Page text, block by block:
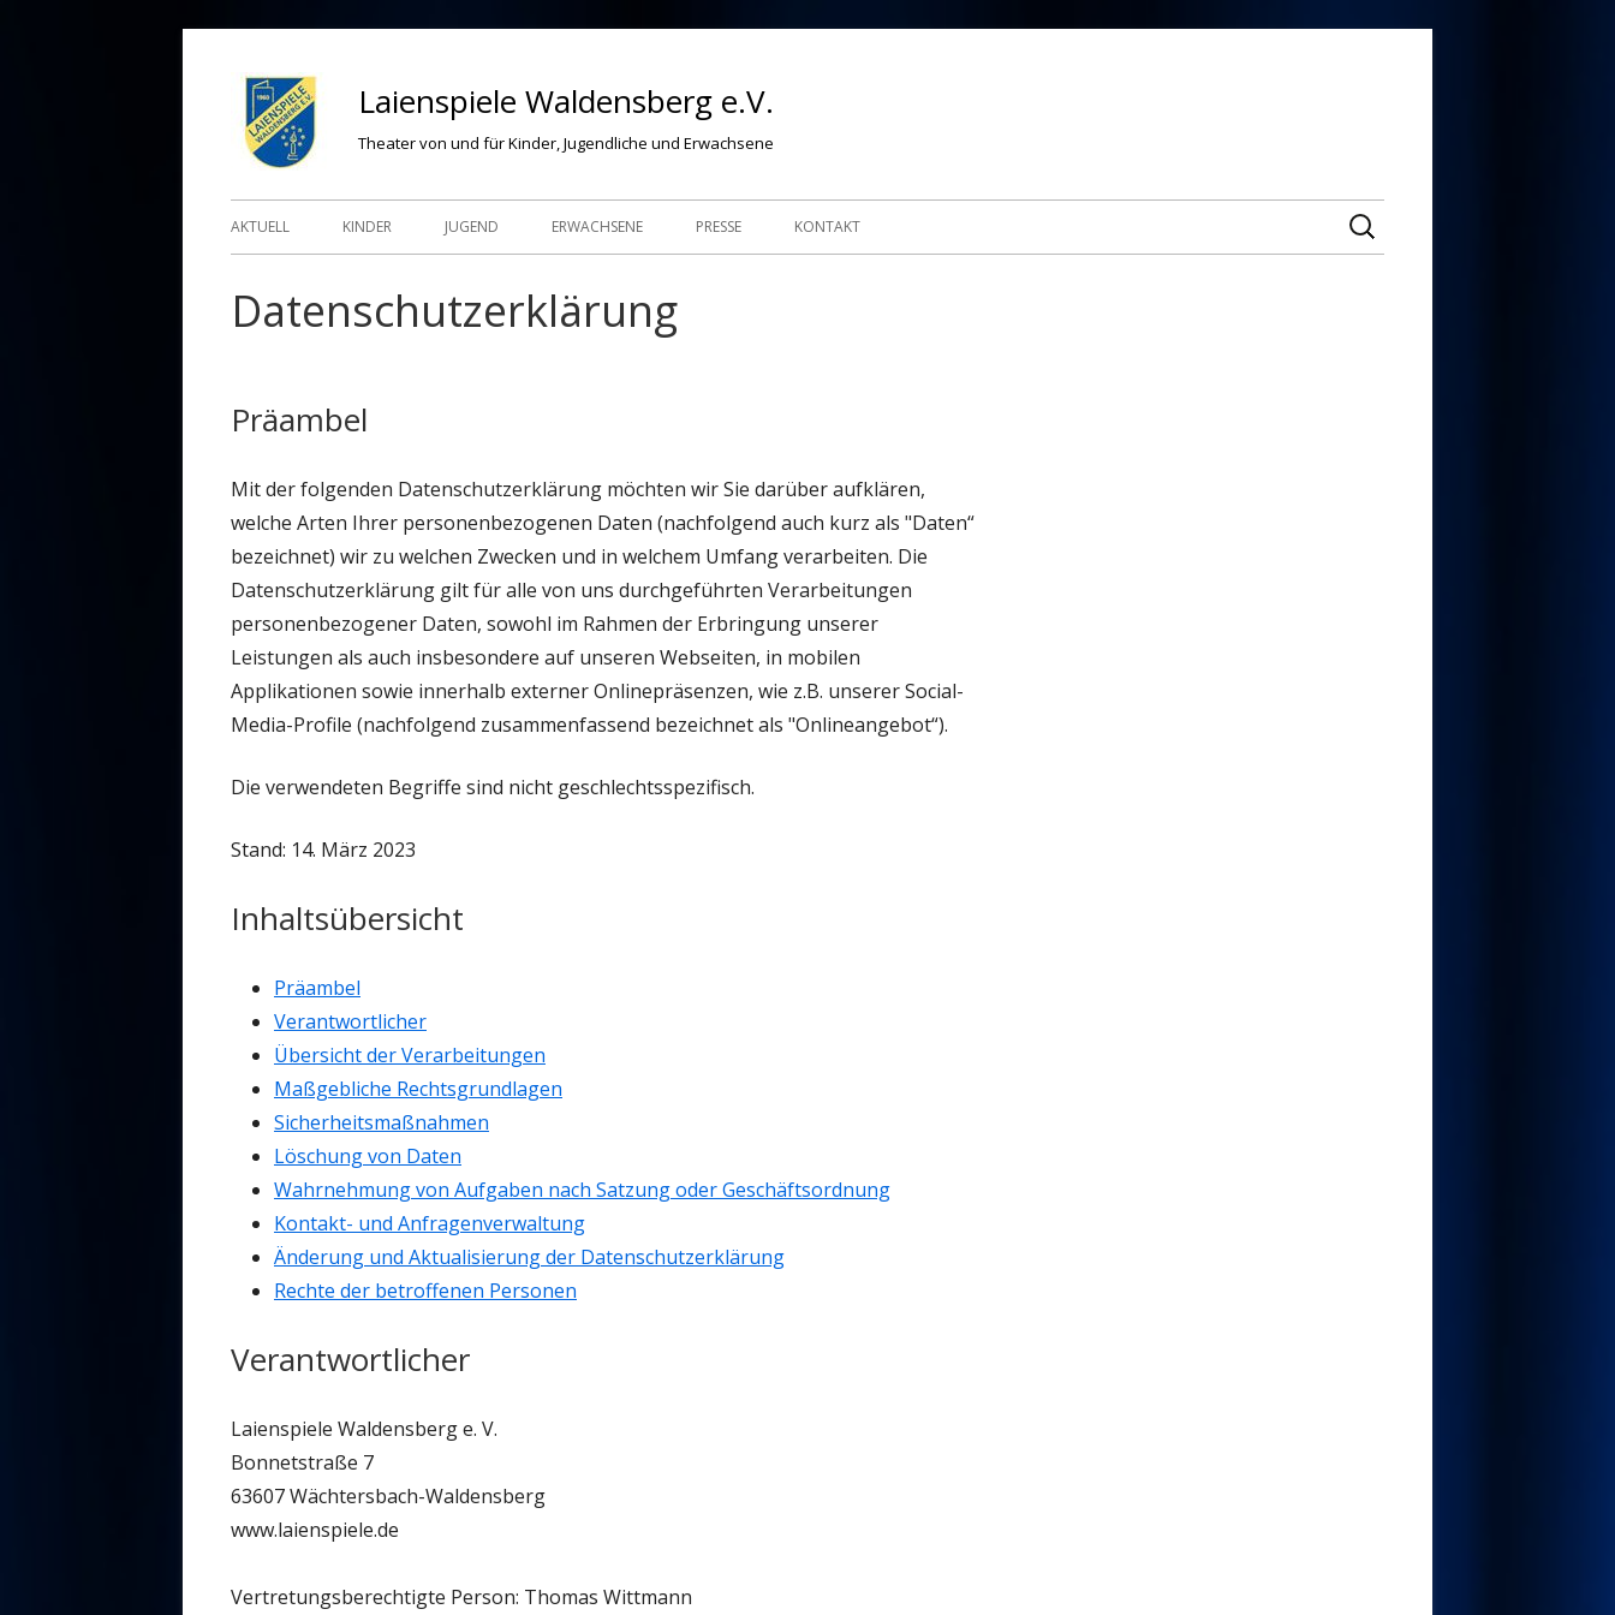
Laienspiele Waldensberg e.V.
Theater von und für Kinder, Jugendliche und Erwachsene
Primäres
AKTUELL KINDER JUGEND ERWACHSENE PRESSE KONTAKT
Suchen
nach:
Datenschutzerklärung
Präambel
Mit der folgenden Datenschutzerklärung möchten wir Sie darüber aufklären,
welche Arten Ihrer personenbezogenen Daten (nachfolgend auch kurz als "Daten“
bezeichnet) wir zu welchen Zwecken und in welchem Umfang verarbeiten. Die
Datenschutzerklärung gilt für alle von uns durchgeführten Verarbeitungen
personenbezogener Daten, sowohl im Rahmen der Erbringung unserer
Leistungen als auch insbesondere auf unseren Webseiten, in mobilen
Applikationen sowie innerhalb externer Onlinepräsenzen, wie z.B. unserer Social-
Media-Profile (nachfolgend zusammenfassend bezeichnet als "Onlineangebot“).
Die verwendeten Begriffe sind nicht geschlechtsspezifisch.
Stand: 14. März 2023
Inhaltsübersicht
Präambel
Verantwortlicher
Übersicht der Verarbeitungen
Maßgebliche Rechtsgrundlagen
Sicherheitsmaßnahmen
Löschung von Daten
Wahrnehmung von Aufgaben nach Satzung oder Geschäftsordnung
Kontakt- und Anfragenverwaltung
Änderung und Aktualisierung der Datenschutzerklärung
Rechte der betroffenen Personen
Verantwortlicher
Laienspiele Waldensberg e. V.
Bonnetstraße 7
63607 Wächtersbach-Waldensberg
www.laienspiele.de
Vertretungsberechtigte Person: Thomas Wittmann